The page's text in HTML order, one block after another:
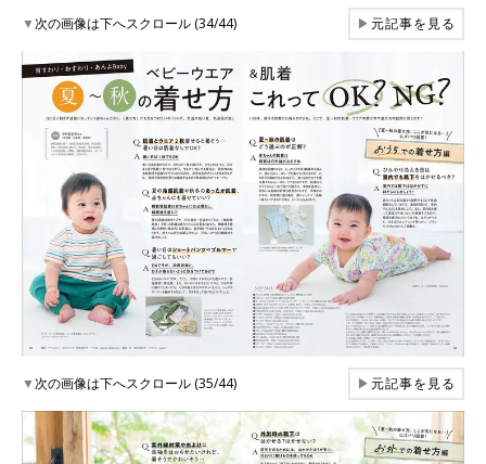
▼次の画像は下へスクロール (34/44) ▶元記事を見る
▼次の画像は下へスクロール (35/44) ▶元記事を見る